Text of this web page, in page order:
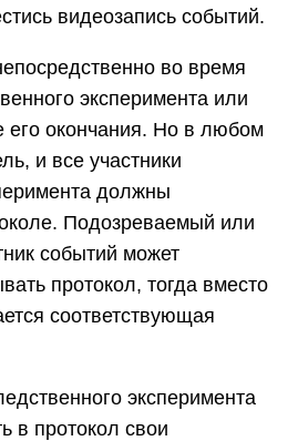
видеозапись событий.
во время
эксперимента или
его окончания. Но в любом
и все участники
должны
Подозреваемый или
событий может
протокол, тогда вместо
соответствующая
эксперимента
в протокол свои